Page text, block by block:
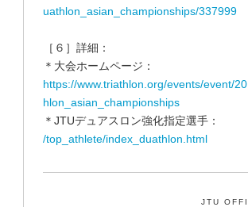
uathlon_asian_championships/337999
［６］詳細：
＊大会ホームページ：
https://www.triathlon.org/events/event/
hlon_asian_championships
＊JTUデュアスロン強化指定選手：
/top_athlete/index_duathlon.html
JTU